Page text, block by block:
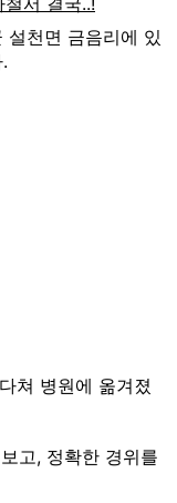
설천면 금음리에 있
쳐 병원에 옮겨졌
고, 정확한 경위를